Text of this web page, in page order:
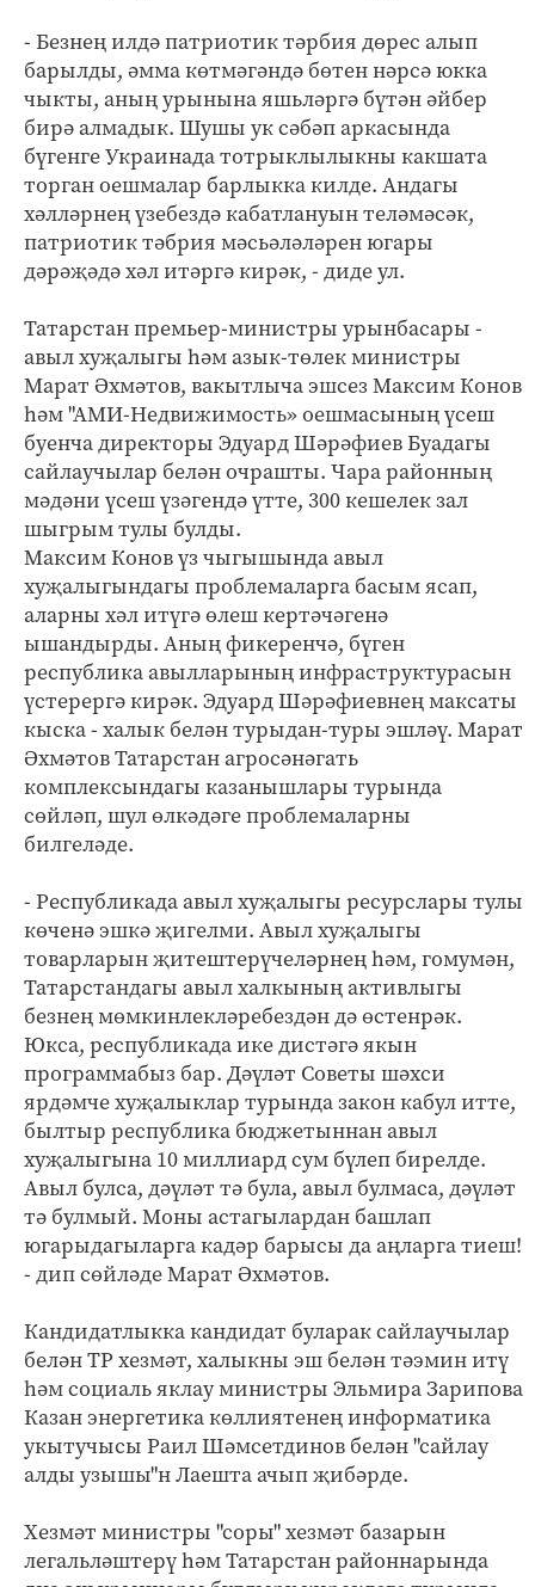
- Безнең илдә патриотик тәрбия дөрес алып
барылды, әмма көтмәгәндә бөтен нәрсә юкка
чыкты, аның урынына яшьләргә бүтән әйбер
бирә алмадык. Шушы ук сәбәп аркасында
бүгенге Украинада тотрыклылыкны какшата
торган оешмалар барлыкка килде. Андагы
хәлләрнең үзебездә кабатлануын теләмәсәк,
патриотик тәбрия мәсьәләләрен югары
дәрәҗәдә хәл итәргә кирәк, - диде ул.
Татарстан премьер-министры урынбасары -
авыл хуҗалыгы һәм азык-төлек министры
Марат Әхмәтов, вакытлыча эшсез Максим Конов
һәм "АМИ-Недвижимость» оешмасының үсеш
буенча директоры Эдуард Шәрәфиев Буадагы
сайлаучылар белән очрашты. Чара районның
мәдәни үсеш үзәгендә үтте, 300 кешелек зал
шыгрым тулы булды.
Максим Конов үз чыгышында авыл
хуҗалыгындагы проблемаларга басым ясап,
аларны хәл итүгә өлеш кертәчәгенә
ышандырды. Аның фикеренчә, бүген
республика авылларының инфраструктурасын
үстерергә кирәк. Эдуард Шәрәфиевнең максаты
кыска - халык белән турыдан-туры эшләү. Марат
Әхмәтов Татарстан агросәнәгать
комплексындагы казанышлары турында
сөйләп, шул өлкәдәге проблемаларны
билгеләде.
- Республикада авыл хуҗалыгы ресурслары тулы
көченә эшкә җигелми. Авыл хуҗалыгы
товарларын җитештерүчеләрнең һәм, гомумән,
Татарстандагы авыл халкының активлыгы
безнең мөмкинлекләребездән дә өстенрәк.
Юкса, республикада ике дистәгә якын
программабыз бар. Дәүләт Советы шәхси
ярдәмче хуҗалыклар турында закон кабул итте,
былтыр республика бюджетыннан авыл
хуҗалыгына 10 миллиард сум бүлеп бирелде.
Авыл булса, дәүләт тә була, авыл булмаса, дәүләт
тә булмый. Моны астагылардан башлап
югарыдагыларга кадәр барысы да аңларга тиеш!
- дип сөйләде Марат Әхмәтов.
Кандидатлыкка кандидат буларак сайлаучылар
белән ТР хезмәт, халыкны эш белән тәэмин итү
һәм социаль яклау министры Эльмира Зарипова
Казан энергетика көллиятенең информатика
укытучысы Раил Шәмсетдинов белән "сайлау
алды узышы"н Лаешта ачып җибәрде.
Хезмәт министры "соры" хезмәт базарын
легальләштерү һәм Татарстан районнарында